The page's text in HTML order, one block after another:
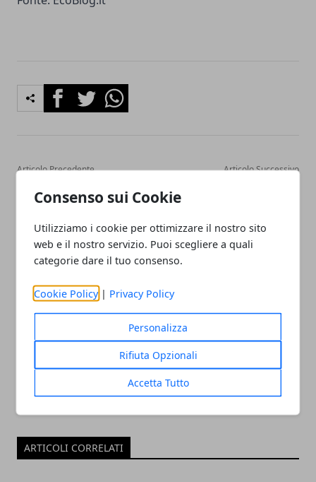
Consenso sui Cookie
Utilizziamo i cookie per ottimizzare il nostro sito
web e il nostro servizio. Puoi scegliere a quali
categorie dare il tuo consenso.
Cookie Policy | Privacy Policy
Personalizza
Rifiuta Opzionali
Accetta Tutto
FacebookTwitterWhatsapp
Articolo Precedente Articolo Successivo
Redazione
ARTICOLI CORRELATI